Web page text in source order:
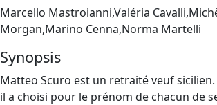
Marcello Mastroianni,Valéria
Morgan,Marino Cenna,Norma Martelli
Synopsis
Matteo Scuro est un retraité veuf
il a choisi pour le prénom de chacun de